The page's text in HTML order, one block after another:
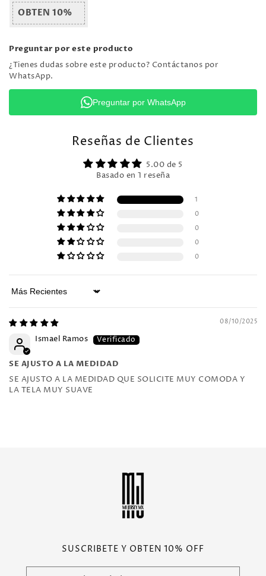
OBTEN 10%
Preguntar por este producto
¿Tienes dudas sobre este producto? Contáctanos por
WhatsApp.
Preguntar por WhatsApp
Reseñas de Clientes
5.00 de 5
Basado en 1 reseña
1
0
0
0
0
Sort by
08/10/2025
Ismael Ramos
SE AJUSTO A LA MEDIDAD
SE AJUSTO A LA MEDIDAD QUE SOLICITE MUY COMODA Y
LA TELA MUY SUAVE
SUSCRIBETE Y OBTEN 10% OFF